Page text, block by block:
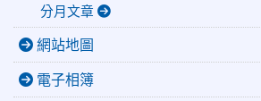
分月文章
網站地圖
電子相簿